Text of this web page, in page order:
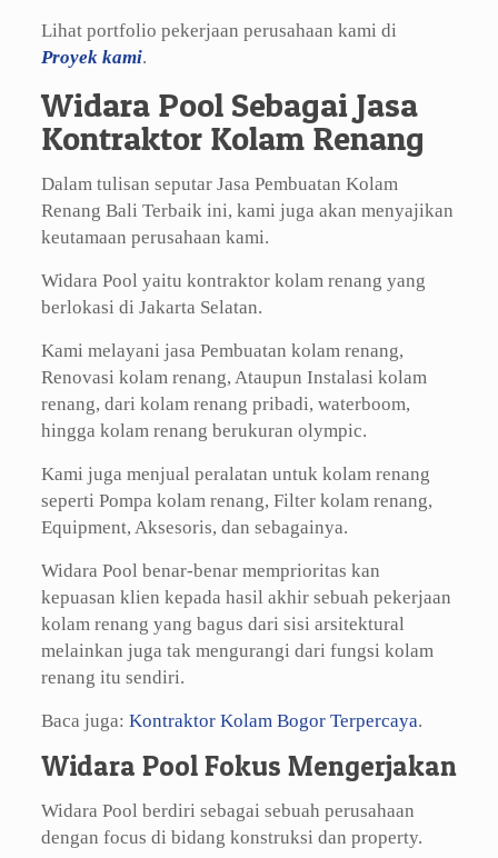
Lihat portfolio pekerjaan perusahaan kami di
Proyek kami.
Widara Pool Sebagai Jasa
Kontraktor Kolam Renang
Dalam tulisan seputar Jasa Pembuatan Kolam
Renang Bali Terbaik ini, kami juga akan menyajikan
keutamaan perusahaan kami.
Widara Pool yaitu kontraktor kolam renang yang
berlokasi di Jakarta Selatan.
Kami melayani jasa Pembuatan kolam renang,
Renovasi kolam renang, Ataupun Instalasi kolam
renang, dari kolam renang pribadi, waterboom,
hingga kolam renang berukuran olympic.
Kami juga menjual peralatan untuk kolam renang
seperti Pompa kolam renang, Filter kolam renang,
Equipment, Aksesoris, dan sebagainya.
Widara Pool benar-benar memprioritas kan
kepuasan klien kepada hasil akhir sebuah pekerjaan
kolam renang yang bagus dari sisi arsitektural
melainkan juga tak mengurangi dari fungsi kolam
renang itu sendiri.
Baca juga: Kontraktor Kolam Bogor Terpercaya.
Widara Pool Fokus Mengerjakan
Widara Pool berdiri sebagai sebuah perusahaan
dengan focus di bidang konstruksi dan property.